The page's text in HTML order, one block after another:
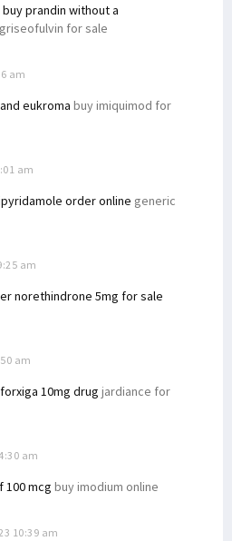
prandin without a
for sale
am
eukroma buy imiquimod for
am
order online generic
am
norethindrone 5mg for sale
am
forxiga 10mg drug jardiance for
am
100 mcg buy imodium online
10:39 am